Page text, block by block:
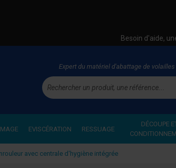
Besoin d'aide,
Expert du matériel d'abattage de
Rechercher
EVISCÉRATION RESSUAGE
DÉCOUPE
avec centrale d'hygiène intégrée